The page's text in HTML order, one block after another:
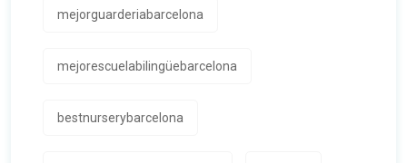
mejorguarderiabarcelona
mejorescuelabilingüebarcelona
bestnurserybarcelona